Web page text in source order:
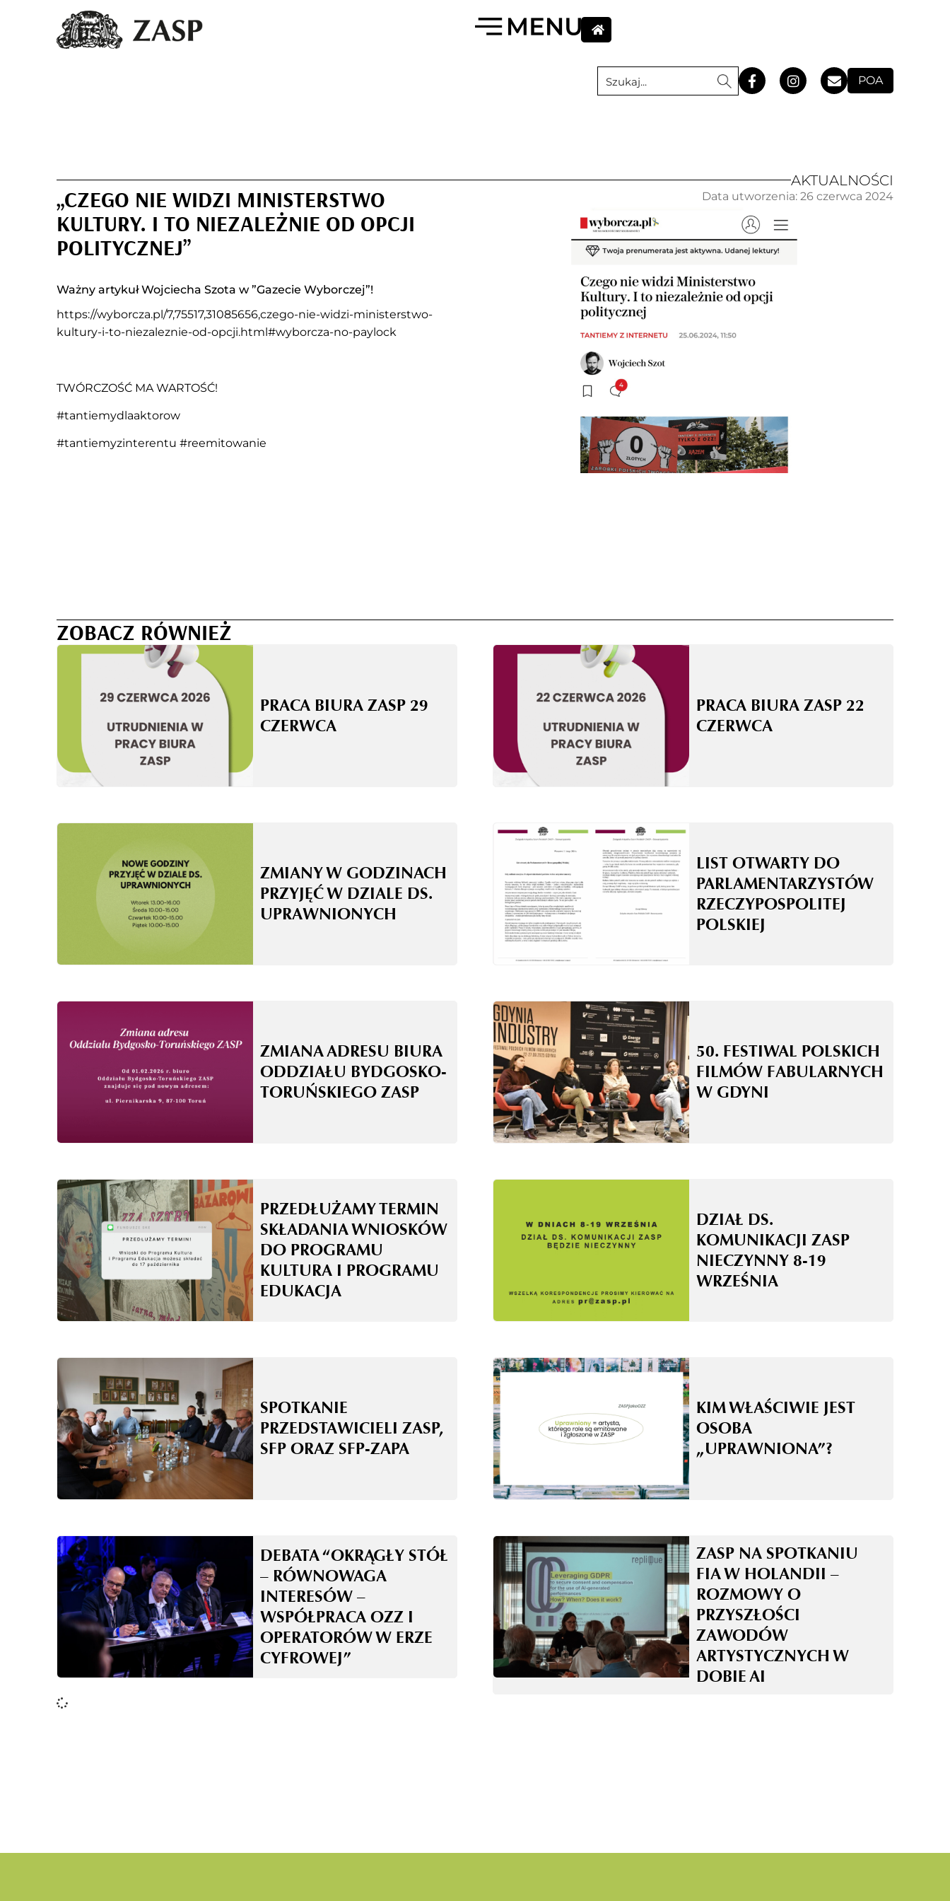
POA
AKTUALNOŚCI
„CZEGO NIE WIDZI MINISTERSTWO
KULTURY. I TO NIEZALEŻNIE OD OPCJI
POLITYCZNEJ”
Ważny artykuł Wojciecha Szota w ”Gazecie Wyborczej”!
https://wyborcza.pl/7,75517,31085656,czego-nie-widzi-ministerstwo-
kultury-i-to-niezaleznie-od-opcji.html#wyborcza-no-paylock
TWÓRCZOŚĆ MA WARTOŚĆ!
#tantiemydlaaktorow
#tantiemyzinterentu #reemitowanie
Data utworzenia: 26 czerwca 2024
ZOBACZ RÓWNIEŻ
PRACA BIURA ZASP 29
CZERWCA
PRACA BIURA ZASP 22
CZERWCA
ZMIANY W GODZINACH
PRZYJĘĆ W DZIALE DS.
UPRAWNIONYCH
LIST OTWARTY DO
PARLAMENTARZYSTÓW
RZECZYPOSPOLITEJ
POLSKIEJ
ZMIANA ADRESU BIURA
ODDZIAŁU BYDGOSKO-
TORUŃSKIEGO ZASP
50. FESTIWAL POLSKICH
FILMÓW FABULARNYCH
W GDYNI
PRZEDŁUŻAMY TERMIN
SKŁADANIA WNIOSKÓW
DO PROGRAMU
KULTURA I PROGRAMU
EDUKACJA
DZIAŁ DS.
KOMUNIKACJI ZASP
NIECZYNNY 8-19
WRZEŚNIA
SPOTKANIE
PRZEDSTAWICIELI ZASP,
SFP ORAZ SFP-ZAPA
KIM WŁAŚCIWIE JEST
OSOBA
„UPRAWNIONA”?
DEBATA “OKRĄGŁY STÓŁ
– RÓWNOWAGA
INTERESÓW –
WSPÓŁPRACA OZZ I
OPERATORÓW W ERZE
CYFROWEJ”
ZASP NA SPOTKANIU
FIA W HOLANDII –
ROZMOWY O
PRZYSZŁOŚCI
ZAWODÓW
ARTYSTYCZNYCH W
DOBIE AI